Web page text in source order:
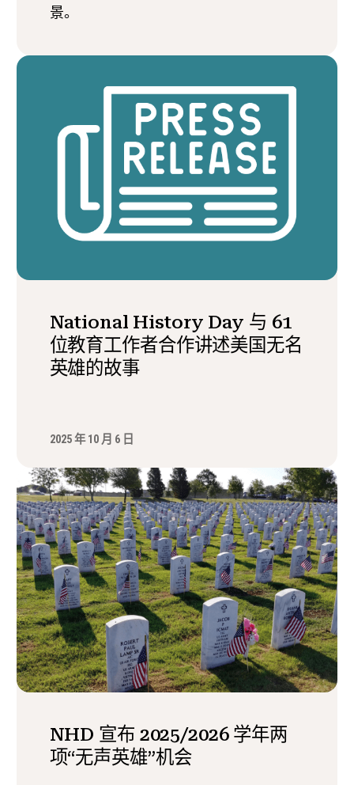
景。
National History Day 与 61
位教育工作者合作讲述美国无名
英雄的故事
2025 年 10 月 6 日
NHD 宣布 2025/2026 学年两
项“无声英雄”机会